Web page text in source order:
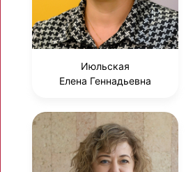
Июльская
Елена Геннадьевна